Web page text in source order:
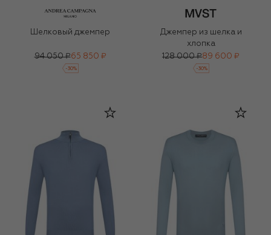
Шелковый джемпер
94 050 ₽65 850 ₽
-30%
Джемпер из шелка и
хлопка
128 000 ₽89 600 ₽
-30%